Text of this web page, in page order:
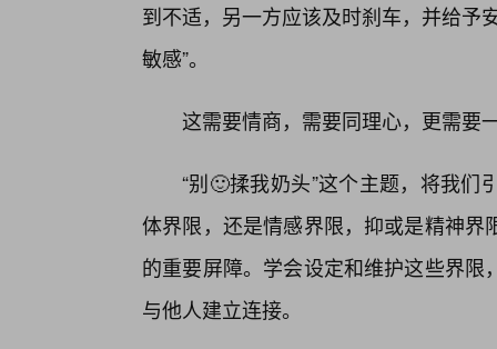
到不适，另一方应该及时刹车，并给予
敏感”。
这需要情商，需要同理心，更需要
“别🙂揉我奶头”这个主题，将我
体界限，还是情感界限，抑或是精神
的重要屏障。学会设定和维护这些界
与他人建立连接。